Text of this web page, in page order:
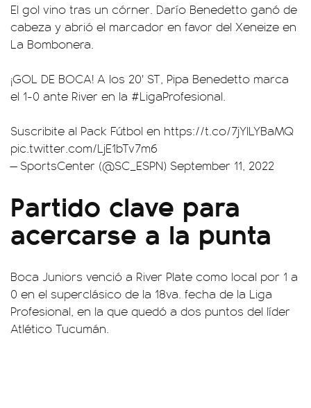
El gol vino tras un córner. Darío Benedetto ganó de
cabeza y abrió el marcador en favor del Xeneize en
La Bombonera.
¡GOL DE BOCA! A los 20' ST, Pipa Benedetto marca
el 1-0 ante River en la #LigaProfesional.
Suscribite al Pack Fútbol en https://t.co/7jYILYBaMQ
pic.twitter.com/LjE1bTv7m6
— SportsCenter (@SC_ESPN) September 11, 2022
Partido clave para
acercarse a la punta
Boca Juniors venció a River Plate como local por 1 a
0 en el superclásico de la 18va. fecha de la Liga
Profesional, en la que quedó a dos puntos del líder
Atlético Tucumán.